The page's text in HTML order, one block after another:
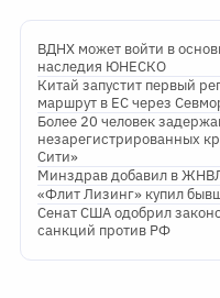
ВДНХ может войти в
наследия ЮНЕСКО
Китай запустит первый
маршрут в ЕС через
Более 20 человек
незарегистрированных
Сити»
Минздрав добавил в
«Флит Лизинг» купил
Сенат США одобрил
санкций против РФ